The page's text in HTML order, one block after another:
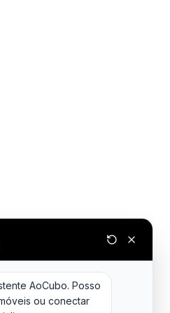
AoCubo. Posso
ou conectar